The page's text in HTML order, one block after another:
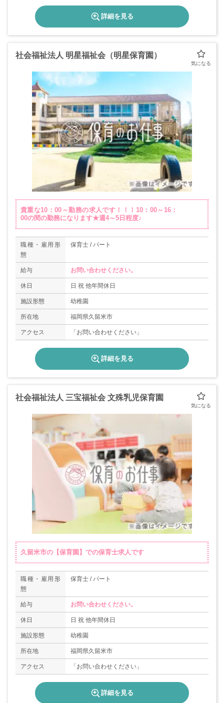
詳細を見る
社会福祉法人 明星福祉会（明星保育園）
貴重な10：00～勤務の求人です！！！10：00～16：
00の間の勤務になります★週4～5日程度♪
職種・雇用形
態
保育士 / パート
給与 お問い合わせください。
休日 日 祝 他年間休日
施設形態 幼稚園
所在地 福岡県久留米市
アクセス 「お問い合わせください」
詳細を見る
社会福祉法人 三宝福祉会 文殊乳児保育園
久留米市の【保育園】での保育士求人です
職種・雇用形
態
保育士 / パート
給与 お問い合わせください。
休日 日 祝 他年間休日
施設形態 幼稚園
所在地 福岡県久留米市
アクセス 「お問い合わせください」
詳細を見る